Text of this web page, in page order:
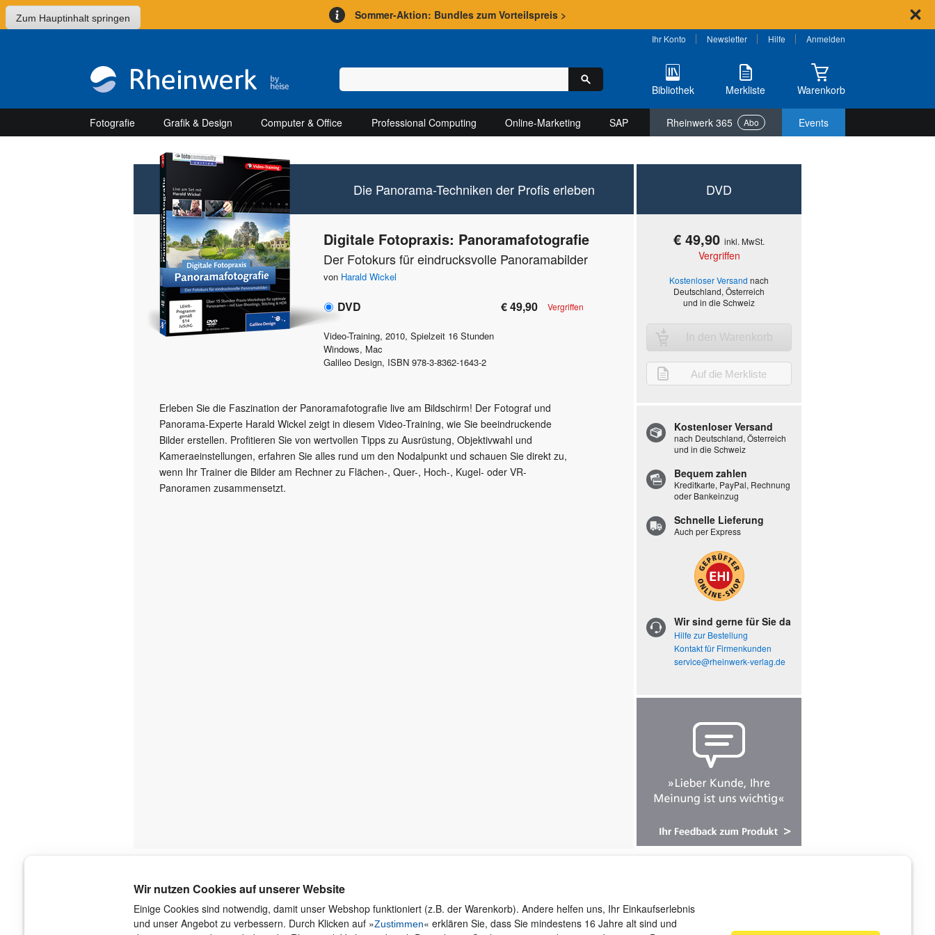
Wir nutzen Cookies auf unserer Website
Einige Cookies sind notwendig, damit unser Webshop funktioniert (z.B. der Warenkorb). Andere helfen uns, Ihr Einkaufserlebnis
und unser Angebot zu verbessern. Durch Klicken auf »Zustimmen« erklären Sie, dass Sie mindestens 16 Jahre alt sind und
Zum Hauptinhalt springen Sommer-Aktion: Bundles zum Vorteilspreis >
Ihr Konto Newsletter Hilfe Anmelden
Bibliothek Merkliste Warenkorb
Fotografie Grafik & Design Computer & Office Professional Computing Online-Marketing SAP Rheinwerk 365 Abo Events
Die Panorama-Techniken der Profis erleben
Digitale Fotopraxis: Panoramafotografie
Der Fotokurs für eindrucksvolle Panoramabilder
von Harald Wickel
DVD € 49,90 Vergriffen
Video-Training, 2010, Spielzeit 16 Stunden
Windows, Mac
Galileo Design, ISBN 978-3-8362-1643-2
Erleben Sie die Faszination der Panoramafotografie live am Bildschirm! Der Fotograf und
Panorama-Experte Harald Wickel zeigt in diesem Video-Training, wie Sie beeindruckende
Bilder erstellen. Profitieren Sie von wertvollen Tipps zu Ausrüstung, Objektivwahl und
Kameraeinstellungen, erfahren Sie alles rund um den Nodalpunkt und schauen Sie direkt zu,
wenn Ihr Trainer die Bilder am Rechner zu Flächen-, Quer-, Hoch-, Kugel- oder VR-
Panoramen zusammensetzt.
DVD
€ 49,90 inkl. MwSt.
Vergriffen
Kostenloser Versand nach
Deutschland, Österreich
und in die Schweiz
In den Warenkorb
Auf die Merkliste
Kostenloser Versand
nach Deutschland, Österreich
und in die Schweiz
Bequem zahlen
Kreditkarte, PayPal, Rechnung
oder Bankeinzug
Schnelle Lieferung
Auch per Express
Wir sind gerne für Sie da
Hilfe zur Bestellung
Kontakt für Firmenkunden
service@rheinwerk-verlag.de
Über uns
Der Verlag
Das Team
Kontakt
Newsletter
Für Unternehmen
Versand und Zahlung
Widerruf und Rückgabe
Wir sind gerne für Sie da!
service@rheinwerk-verlag.de